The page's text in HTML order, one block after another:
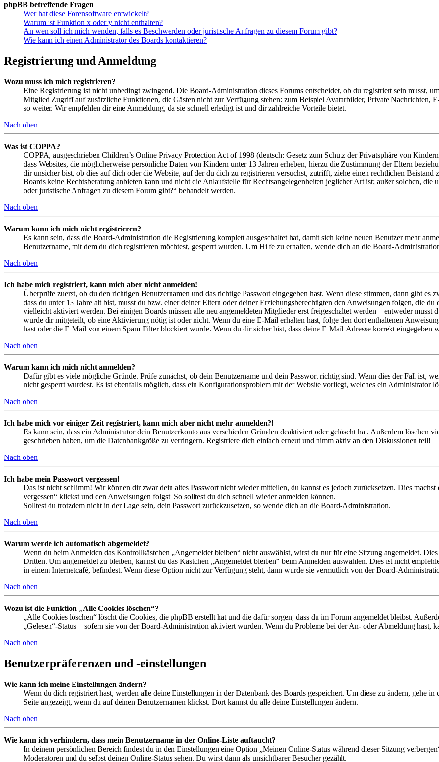
phpBB betreffende Fragen
Wer hat diese Forensoftware entwickelt?
Warum ist Funktion x oder y nicht enthalten?
An wen soll ich mich wenden, falls es Beschwerden oder juristische Anfragen zu diesem Forum gibt?
Wie kann ich einen Administrator des Boards kontaktieren?
Registrierung und Anmeldung
Wozu muss ich mich registrieren?
Eine Registrierung ist nicht unbedingt zwingend. Die Board-Administration dieses Forums entscheidet, ob du registriert sein musst,
Mitglied Zugriff auf zusätzliche Funktionen, die Gästen nicht zur Verfügung stehen: zum Beispiel Avatarbilder, Private Nachrichten,
so weiter. Wir empfehlen dir eine Anmeldung, da sie schnell erledigt ist und dir zahlreiche Vorteile bietet.
Nach oben
Was ist COPPA?
COPPA, ausgeschrieben Children’s Online Privacy Protection Act of 1998 (deutsch: Gesetz zum Schutz der Privatsphäre von
dass Websites, die möglicherweise persönliche Daten von Kindern unter 13 Jahren erheben, hierzu die Zustimmung der Eltern
dir unsicher bist, ob dies auf dich oder die Website, auf der du dich zu registrieren versuchst, zutrifft, ziehe einen rechtlichen
Boards keine Rechtsberatung anbieten kann und nicht die Anlaufstelle für Rechtsangelegenheiten jeglicher Art ist; außer solchen,
oder juristische Anfragen zu diesem Forum gibt?“ behandelt werden.
Nach oben
Warum kann ich mich nicht registrieren?
Es kann sein, dass die Board-Administration die Registrierung komplett ausgeschaltet hat, damit sich keine neuen Benutzer mehr
Benutzername, mit dem du dich registrieren möchtest, gesperrt wurden. Um Hilfe zu erhalten, wende dich an die Board-
Nach oben
Ich habe mich registriert, kann mich aber nicht anmelden!
Überprüfe zuerst, ob du den richtigen Benutzernamen und das richtige Passwort eingegeben hast. Wenn diese stimmen, dann gibt es
dass du unter 13 Jahre alt bist, musst du bzw. einer deiner Eltern oder deiner Erziehungsberechtigten den Anweisungen folgen, die
vielleicht aktiviert werden. Bei einigen Boards müssen alle neu angemeldeten Mitglieder erst freigeschaltet werden – entweder musst
wurde dir mitgeteilt, ob eine Aktivierung nötig ist oder nicht. Wenn du eine E-Mail erhalten hast, folge den dort enthaltenen
hast oder die E-Mail von einem Spam-Filter blockiert wurde. Wenn du dir sicher bist, dass deine E-Mail-Adresse korrekt eingegeben
Nach oben
Warum kann ich mich nicht anmelden?
Dafür gibt es viele mögliche Gründe. Prüfe zunächst, ob dein Benutzername und dein Passwort richtig sind. Wenn dies der Fall ist,
nicht gesperrt wurdest. Es ist ebenfalls möglich, dass ein Konfigurationsproblem mit der Website vorliegt, welches ein Administrator
Nach oben
Ich habe mich vor einiger Zeit registriert, kann mich aber nicht mehr anmelden?!
Es kann sein, dass ein Administrator dein Benutzerkonto aus verschieden Gründen deaktiviert oder gelöscht hat. Außerdem löschen
geschrieben haben, um die Datenbankgröße zu verringern. Registriere dich einfach erneut und nimm aktiv an den Diskussionen teil!
Nach oben
Ich habe mein Passwort vergessen!
Das ist nicht schlimm! Wir können dir zwar dein altes Passwort nicht wieder mitteilen, du kannst es jedoch zurücksetzen. Dies
vergessen“ klickst und den Anweisungen folgst. So solltest du dich schnell wieder anmelden können.
Solltest du trotzdem nicht in der Lage sein, dein Passwort zurückzusetzen, so wende dich an die Board-Administration.
Nach oben
Warum werde ich automatisch abgemeldet?
Wenn du beim Anmelden das Kontrollkästchen „Angemeldet bleiben“ nicht auswählst, wirst du nur für eine Sitzung angemeldet.
Dritten. Um angemeldet zu bleiben, kannst du das Kästchen „Angemeldet bleiben“ beim Anmelden auswählen. Dies ist nicht
in einem Internetcafé, befindest. Wenn diese Option nicht zur Verfügung steht, dann wurde sie vermutlich von der Board-
Nach oben
Wozu ist die Funktion „Alle Cookies löschen“?
„Alle Cookies löschen“ löscht die Cookies, die phpBB erstellt hat und die dafür sorgen, dass du im Forum angemeldet bleibst.
„Gelesen“-Status – sofern sie von der Board-Administration aktiviert wurden. Wenn du Probleme bei der An- oder Abmeldung hast,
Nach oben
Benutzerpräferenzen und -einstellungen
Wie kann ich meine Einstellungen ändern?
Wenn du dich registriert hast, werden alle deine Einstellungen in der Datenbank des Boards gespeichert. Um diese zu ändern, gehe
Seite angezeigt, wenn du auf deinen Benutzernamen klickst. Dort kannst du alle deine Einstellungen ändern.
Nach oben
Wie kann ich verhindern, dass mein Benutzername in der Online-Liste auftaucht?
In deinem persönlichen Bereich findest du in den Einstellungen eine Option „Meinen Online-Status während dieser Sitzung
Moderatoren und du selbst deinen Online-Status sehen. Du wirst dann als unsichtbarer Besucher gezählt.